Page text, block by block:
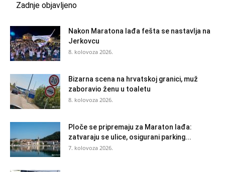
Zadnje objavljeno
Nakon Maratona lađa fešta se nastavlja na
Jerkovcu
8. kolovoza 2026.
Bizarna scena na hrvatskoj granici, muž
zaboravio ženu u toaletu
8. kolovoza 2026.
Ploče se pripremaju za Maraton lađa:
zatvaraju se ulice, osigurani parking...
7. kolovoza 2026.